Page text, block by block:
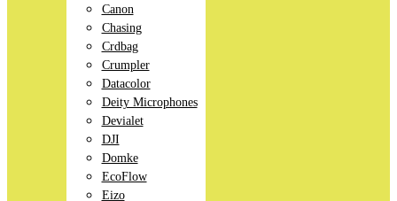
Canon
Chasing
Crdbag
Crumpler
Datacolor
Deity Microphones
Devialet
DJI
Domke
EcoFlow
Eizo